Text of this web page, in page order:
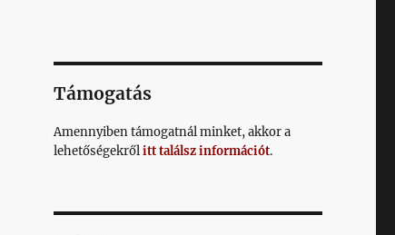
Támogatás
Amennyiben támogatnál minket, akkor a
lehetőségekrőlitt találsz információt.